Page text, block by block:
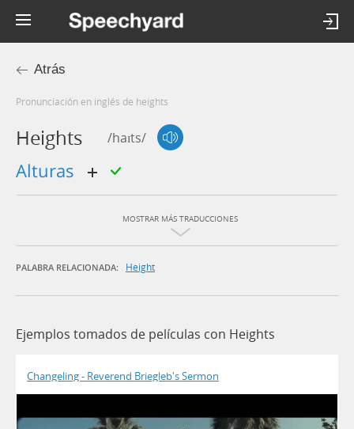
Atrás
Pronunciación en inglés de heights
Heights /haɪts/
alturas
MOSTRAR MÁS TRADUCCIONES
PALABRA RELACIONADA: Height
Ejemplos tomados de películas con Heights
Changeling - Reverend Briegleb's Sermon